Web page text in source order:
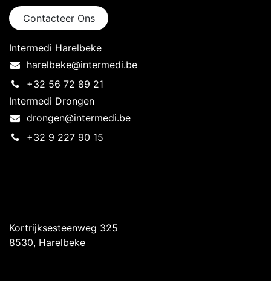
Contacteer Ons
Intermedi Harelbeke
harelbeke@intermedi.be
+32 56 72 89 21
Intermedi Drongen
drongen@intermedi.be
+32 9 227 90 15
Kortrijksesteenweg 325
8530, Harelbeke